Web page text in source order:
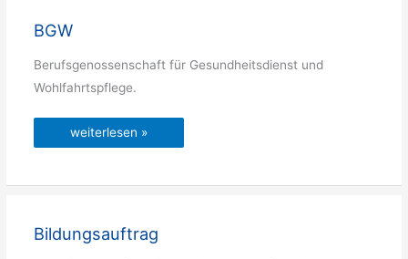
BGW
Berufsgenossenschaft für Gesundheitsdienst und
Wohlfahrtspflege.
BGW
weiterlesen »
Bildungsauftrag